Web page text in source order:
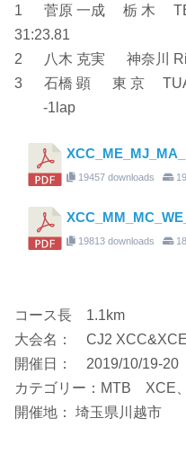
1 菅原 一成 栃 木
31:23.81
2 八木 克実 神奈川
3 石橋 顕 東 京 TUAT
-1lap
19457 downloads
19813 downloads
コース長 1.1km
大会名： CJ2
開催日： 2019/10/19-20
カテゴリー：MTB XCE
開催地： 埼玉県川越市